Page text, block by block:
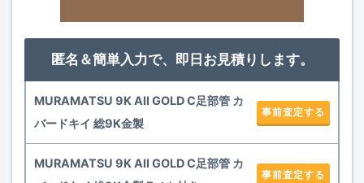
匿名＆簡単入力で、即日お見積りします。
MURAMATSU 9K All GOLD C足部管 カ
バードキイ 総9K金製
事前査定する
MURAMATSU 9K All GOLD C足部管 カ
事前査定する